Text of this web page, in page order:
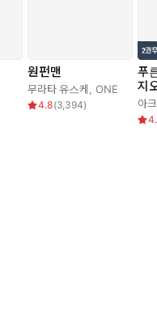
원펀맨
무라타 유스케 ONE
4.8(3,394)
푸
지
아